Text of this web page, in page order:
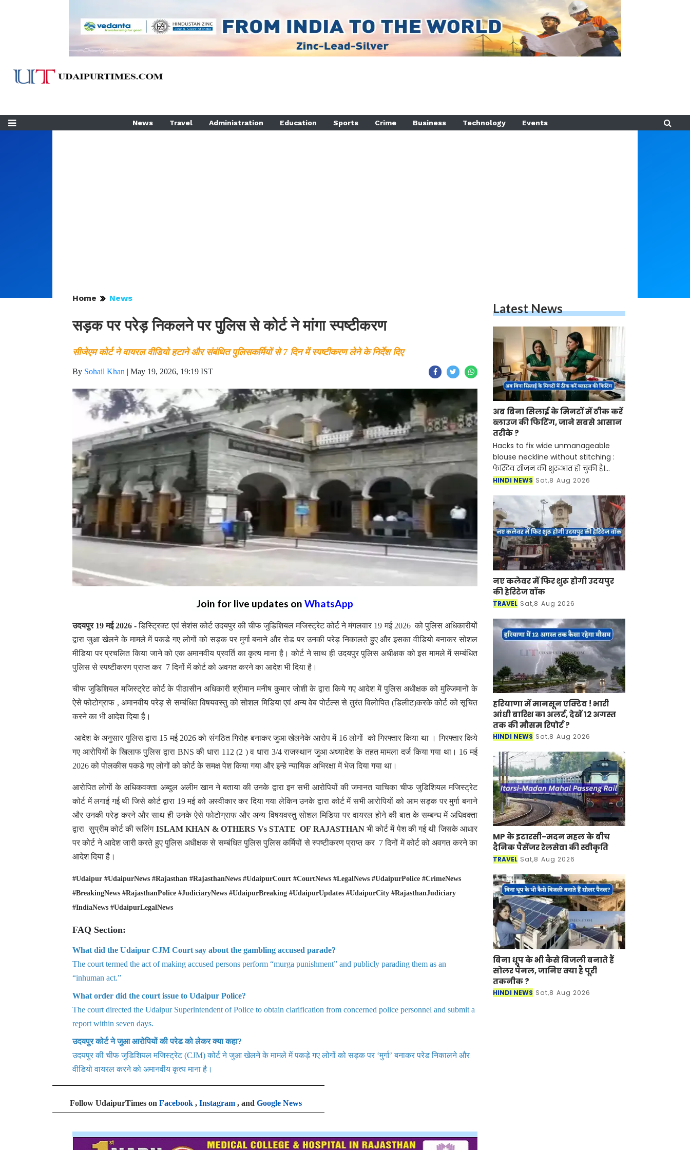
News Travel Administration Education Sports Crime Business Technology Events
Home News
सड़क पर परेड़ निकलने पर पुलिस से कोर्ट ने मांगा स्पष्टीकरण
सीजेएम कोर्ट ने वायरल वीडियो हटाने और संबंधित पुलिसकर्मियों से 7 दिन में स्पष्टीकरण लेने के निर्देश दिए
By Sohail Khan | May 19, 2026, 19:19 IST
Join for live updates on WhatsApp
उदयपुर 19 मई 2026 -डिस्ट्रिक्ट एवं सेशंस कोर्ट उदयपुर की चीफ जुडिशियल मजिस्ट्रेट कोर्ट ने मंगलवार 19 मई 2026 को पुलिस अधिकारीयों
द्वारा जुआ खेलने के मामले में पकडे गए लोगों को सड़क पर मुर्गा बनाने और रोड पर उनकी परेड़ निकालते हुए और इसका वीडियो बनाकर सोशल
मीडिया पर प्रचलित किया जाने को एक अमानवीय प्रवर्ति का कृत्य माना है। कोर्ट ने साथ ही उदयपुर पुलिस अधीक्षक को इस मामले में सम्बंधित
पुलिस से स्पष्टीकरण प्राप्त कर 7 दिनों में कोर्ट को अवगत करने का आदेश भी दिया है।
चीफ जुडिशियल मजिस्ट्रेट कोर्ट के पीठासीन अधिकारी श्रीमान मनीष कुमार जोशी के द्वारा किये गए आदेश में पुलिस अधीक्षक को मुल्जिमानों के
ऐसे फोटोग्राफ , अमानवीय परेड़ से सम्बंधित विषयवस्तु को सोशल मिडिया एवं अन्य वेब पोर्टल्स से तुरंत विलोपित (डिलीट)करके कोर्ट को सूचित
करने का भी आदेश दिया है।
आदेश के अनुसार पुलिस द्वारा 15 मई 2026 को संगठित गिरोह बनाकर जुआ खेलनेके आरोप में 16 लोगों को गिरफ्तार किया था । गिरफ्तार किये
गए आरोपियों के खिलाफ पुलिस द्वारा BNS की धारा 112 (2 ) व धारा 3/4 राजस्थान जुआ अध्यादेश के तहत मामला दर्ज किया गया था। 16 मई
2026 को पोलकीस पकडे गए लोगों को कोर्ट के समक्ष पेश किया गया और इन्हे न्यायिक अभिरक्षा में भेज दिया गया था।
आरोपित लोगों के अधिकवक्ता अब्दुल अलीम खान ने बताया की उनके द्वारा इन सभी आरोपियों की जमानत याचिका चीफ जुडिशियल मजिस्ट्रेट
कोर्ट में लगाई गई थी जिसे कोर्ट द्वारा 19 मई को अस्वीकार कर दिया गया लेकिन उनके द्वारा कोर्ट में सभी आरोपियों को आम सड़क पर मुर्गा बनाने
और उनकी परेड़ करने और साथ ही उनके ऐसे फोटोग्राफ और अन्य विषयवस्तु सोशल मिडिया पर वायरल होने की बात के सम्बन्ध में अधिवक्ता
द्वारा सुप्रीम कोर्ट की रूलिंग ISLAM KHAN & OTHERS Vs STATE OF RAJASTHANभी कोर्ट में पेश की गई थी जिसके आधार
पर कोर्ट ने आदेश जारी करते हुए पुलिस अधीक्षक से सम्बंधित पुलिस पुलिस कर्मियों से स्पष्टीकरण प्राप्त कर 7 दिनों में कोर्ट को अवगत करने का
आदेश दिया है।
#Udaipur #UdaipurNews #Rajasthan #RajasthanNews #UdaipurCourt #CourtNews #LegalNews #UdaipurPolice #CrimeNews
#BreakingNews #RajasthanPolice #JudiciaryNews #UdaipurBreaking #UdaipurUpdates #UdaipurCity #RajasthanJudiciary
#IndiaNews #UdaipurLegalNews
FAQ Section:
What did the Udaipur CJM Court say about the gambling accused parade?
The court termed the act of making accused persons perform “murga punishment” and publicly parading them as an
“inhuman act.”
What order did the court issue to Udaipur Police?
The court directed the Udaipur Superintendent of Police to obtain clarification from concerned police personnel and submit a
report within seven days.
उदयपुर कोर्ट ने जुआ आरोपियों की परेड को लेकर क्या कहा?
उदयपुर की चीफ जुडिशियल मजिस्ट्रेट (CJM) कोर्ट ने जुआ खेलने के मामले में पकड़े गए लोगों को सड़क पर ‘मुर्गा’ बनाकर परेड निकालने और
वीडियो वायरल करने को अमानवीय कृत्य माना है।
Follow UdaipurTimes on Facebook , Instagram , and Google News
Latest News
अब बिना सिलाई के मिनटों में ठीक करें
ब्लाउज की फिटिंग, जाने सबसे आसान
तरीके ?
Hacks to fix wide unmanageable
blouse neckline without stitching :
फेस्टिव सीजन की शुरुआत हो चुकी है।
सुहागिन महिलाएं हो या फिर कुंवारी
बड़े शौक से पहनती हैं। स
HINDI NEWS Sat,8 Aug 2026
नए कलेवर में फिर शुरू होगी उदयपुर
की हेरिटेज वॉक
TRAVEL Sat,8 Aug 2026
हरियाणा में मानसून एक्टिव ! भारी
आंधी बारिश का अलर्ट, देखें 12 अगस्त
तक की मौसम रिपोर्ट ?
HINDI NEWS Sat,8 Aug 2026
MP के इटारसी-मदन महल के बीच
दैनिक पैसेंजर रेलसेवा की स्वीकृति
TRAVEL Sat,8 Aug 2026
बिना धूप के भी कैसे बिजली बनाते हैं
सोलर पैनल, जानिए क्या है पूरी
तकनीक ?
HINDI NEWS Sat,8 Aug 2026